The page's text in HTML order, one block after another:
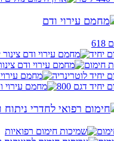
יחיד
חימום
יחיד לוטרינריה
יחיד דגם 800